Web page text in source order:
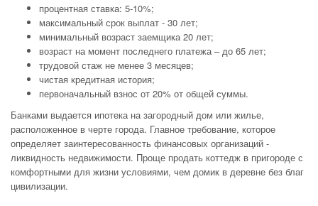
процентная ставка: 5-10%;
максимальный срок выплат - 30 лет;
минимальный возраст заемщика 20 лет;
возраст на момент последнего платежа – до 65 лет;
трудовой стаж не менее 3 месяцев;
чистая кредитная история;
первоначальный взнос от 20% от общей суммы.
Банками выдается ипотека на загородный дом или жилье,
расположенное в черте города. Главное требование, которое
определяет заинтересованность финансовых организаций -
ликвидность недвижимости. Проще продать коттедж в пригороде с
комфортными для жизни условиями, чем домик в деревне без благ
цивилизации.